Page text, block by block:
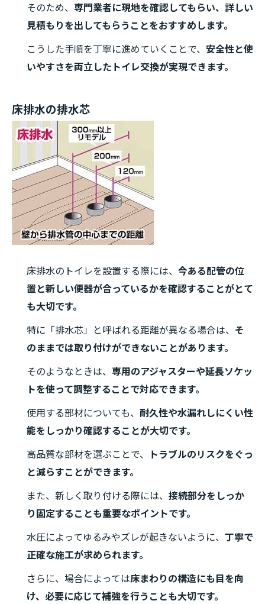
そのため、 専門業者に現地を確認してもらい、詳しい
見積もりを出してもらうことをおすすめします。
こうした手順を丁寧に進めていくことで、 安全性と使
いやすさを両立したトイレ交換が実現できます。
床排水の排水芯
床排水のトイレを設置する際には、 今ある配管の位
置と新しい便器が合っているかを確認することがとて
も大切です。
特に「排水芯」と呼ばれる距離が異なる場合は、 そ
のままでは取り付けができないことがあります。
そのようなときは、 専用のアジャスターや延長ソケッ
トを使って調整することで対応できます。
使用する部材についても、 耐久性や水漏れしにくい性
能をしっかり確認することが大切です。
高品質な部材を選ぶことで、
トラブルのリスクをぐっ
と減らすことができます。
また、新しく取り付ける際には、 接続部分をしっか
り固定することも重要なポイントです。
水圧によってゆるみやズレが起きないように、 丁寧で
正確な施工が求められます。
さらに、場合によっては床まわりの構造にも目を向
け、必要に応じて補強を行うことも大切です。